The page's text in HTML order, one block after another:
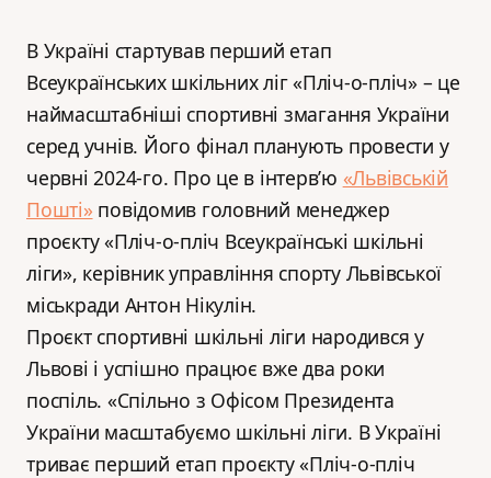
В Україні стартував перший етап
Всеукраїнських шкільних ліг «Пліч-о-пліч» – це
наймасштабніші спортивні змагання України
серед учнів. Його фінал планують провести у
червні 2024-го. Про це в інтерв’ю «Львівській
Пошті» повідомив головний менеджер
проєкту «Пліч-о-пліч Всеукраїнські шкільні
ліги», керівник управління спорту Львівської
міськради Антон Нікулін.
Проєкт спортивні шкільні ліги народився у
Львові і успішно працює вже два роки
поспіль. «Спільно з Офісом Президента
України масштабуємо шкільні ліги. В Україні
триває перший етап проєкту «Пліч-о-пліч